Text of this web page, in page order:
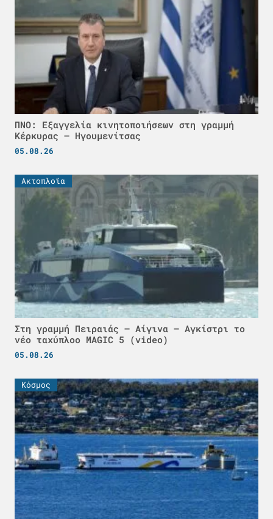
ΠΝΟ: Εξαγγελία κινητοποιήσεων στη γραμμή
Κέρκυρας – Ηγουμενίτσας
05.08.26
Ακτοπλοϊα
Στη γραμμή Πειραιάς – Αίγινα – Αγκίστρι το
νέο ταχύπλοο MAGIC 5 (video)
05.08.26
Κόσμος